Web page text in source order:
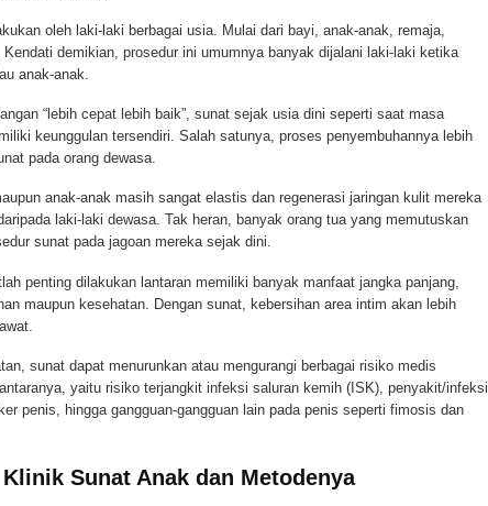
oleh laki-laki berbagai usia. Mulai dari bayi, anak-anak, remaja,
Kendati demikian, prosedur ini umumnya banyak dijalani laki-laki ketika
anak-anak.
“lebih cepat lebih baik”, sunat sejak usia dini seperti saat masa
keunggulan tersendiri. Salah satunya, proses penyembuhannya lebih
pada orang dewasa.
anak-anak masih sangat elastis dan regenerasi jaringan kulit mereka
laki-laki dewasa. Tak heran, banyak orang tua yang memutuskan
sunat pada jagoan mereka sejak dini.
penting dilakukan lantaran memiliki banyak manfaat jangka panjang,
maupun kesehatan. Dengan sunat, kebersihan area intim akan lebih
sunat dapat menurunkan atau mengurangi berbagai risiko medis
yaitu risiko terjangkit infeksi saluran kemih (ISK), penyakit/infeksi
penis, hingga gangguan-gangguan lain pada penis seperti fimosis dan
Sunat Anak dan Metodenya